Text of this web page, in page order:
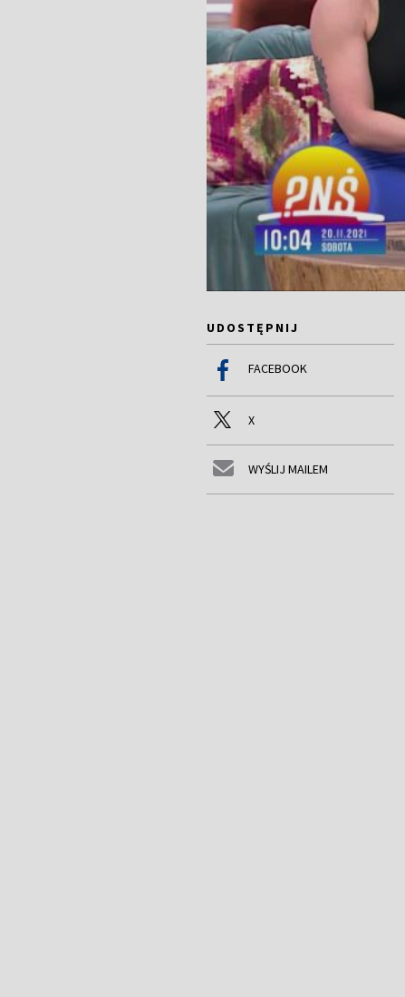
UDOSTĘPNIJ
FACEBOOK
X
WYŚLIJ MAILEM